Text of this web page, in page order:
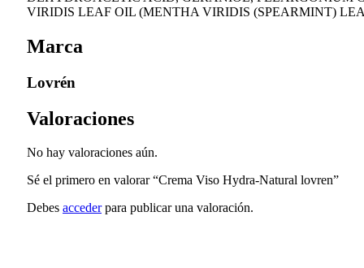
VIRIDIS LEAF OIL (MENTHA VIRIDIS (SPEARMINT)
Marca
Lovrén
Valoraciones
No hay valoraciones aún.
Sé el primero en valorar “Crema Viso Hydra-Natural lovren”
Debes accederpara publicar una valoración.